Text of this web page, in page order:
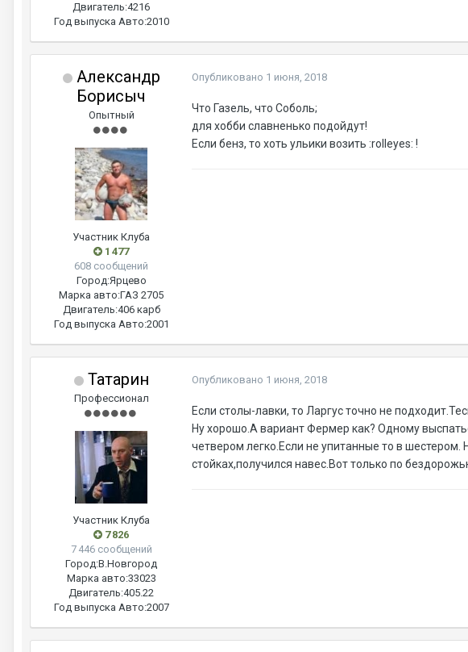
Двигатель:4216
Год выпуска Авто:2010
Александр
Борисыч
Опытный
Участник Клуба
1 477
608 сообщений
Город:Ярцево
Марка авто:ГАЗ 2705
Двигатель:406 карб
Год выпуска Авто:2001
Опубликовано 1 июня, 2018
Что Газель, что Соболь;
для хобби славненько подойдут!
Если бенз, то хоть ульики возить :rolleyes: !
Татарин
Профессионал
Участник Клуба
7 826
7 446 сообщений
Город:В.Новгород
Марка авто:33023
Двигатель:405.22
Год выпуска Авто:2007
Опубликовано 1 июня, 2018
Если столы-лавки, то Ларгус точно не
Ну хорошо.А вариант Фермер как? Одному
четвером легко.Если не упитанные то в
стойках,получился навес.Вот только по